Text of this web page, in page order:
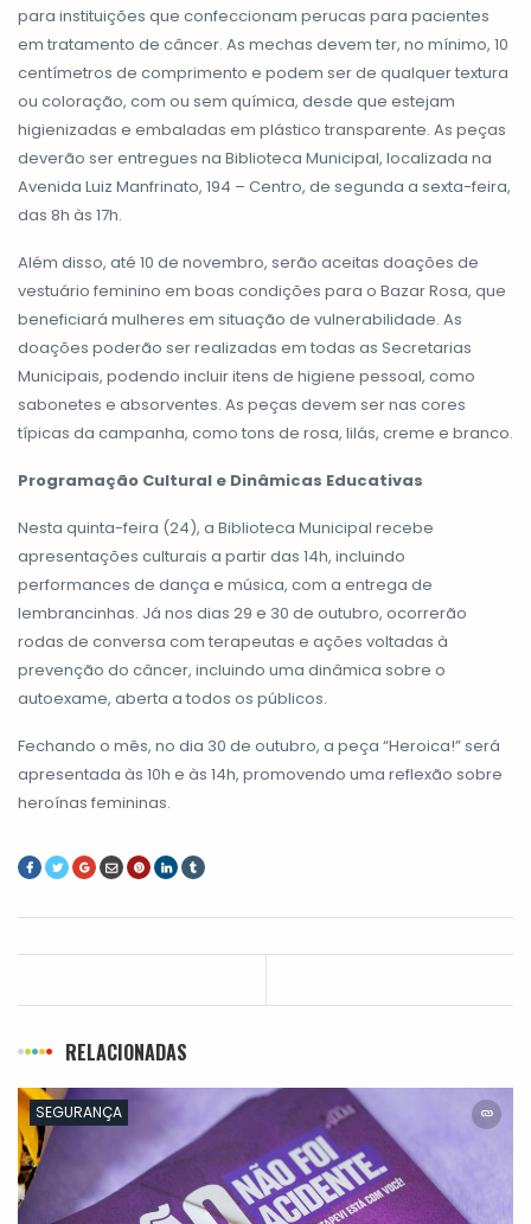
para instituições que confeccionam perucas para pacientes
em tratamento de câncer. As mechas devem ter, no mínimo, 10
centímetros de comprimento e podem ser de qualquer textura
ou coloração, com ou sem química, desde que estejam
higienizadas e embaladas em plástico transparente. As peças
deverão ser entregues na Biblioteca Municipal, localizada na
Avenida Luiz Manfrinato, 194 – Centro, de segunda a sexta-feira,
das 8h às 17h.
Além disso, até 10 de novembro, serão aceitas doações de
vestuário feminino em boas condições para o Bazar Rosa, que
beneficiará mulheres em situação de vulnerabilidade. As
doações poderão ser realizadas em todas as Secretarias
Municipais, podendo incluir itens de higiene pessoal, como
sabonetes e absorventes. As peças devem ser nas cores
típicas da campanha, como tons de rosa, lilás, creme e branco.
Programação Cultural e Dinâmicas Educativas
Nesta quinta-feira (24), a Biblioteca Municipal recebe
apresentações culturais a partir das 14h, incluindo
performances de dança e música, com a entrega de
lembrancinhas. Já nos dias 29 e 30 de outubro, ocorrerão
rodas de conversa com terapeutas e ações voltadas à
prevenção do câncer, incluindo uma dinâmica sobre o
autoexame, aberta a todos os públicos.
Fechando o mês, no dia 30 de outubro, a peça “Heroica!” será
apresentada às 10h e às 14h, promovendo uma reflexão sobre
heroínas femininas.
RELACIONADAS
SEGURANÇA